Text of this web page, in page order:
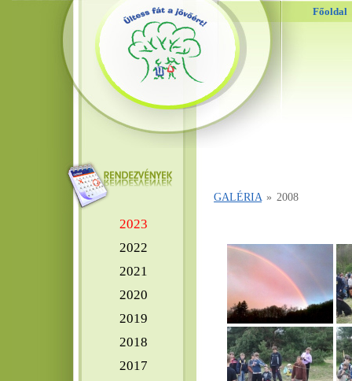
Főoldal
2023
2022
2021
2020
2019
2018
2017
GALÉRIA » 2008